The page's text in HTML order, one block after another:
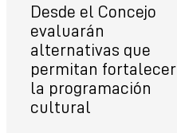
Desde el Concejo
evaluarán
alternativas que
permitan fortalecer
la programación
cultural